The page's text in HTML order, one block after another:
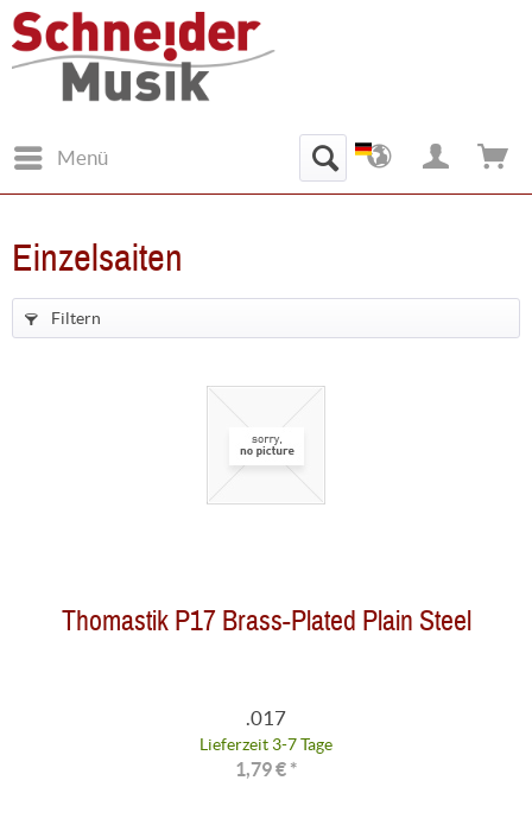
Menü
Einzelsaiten
Filtern
Thomastik P17 Brass-Plated Plain Steel
.017
Lieferzeit 3-7 Tage
1,79 € *